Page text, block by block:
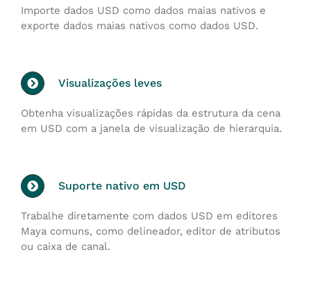
Importe dados USD como dados maias nativos e
exporte dados maias nativos como dados USD.
Visualizações leves
Obtenha visualizações rápidas da estrutura da cena
em USD com a janela de visualização de hierarquia.
Suporte nativo em USD
Trabalhe diretamente com dados USD em editores
Maya comuns, como delineador, editor de atributos
ou caixa de canal.